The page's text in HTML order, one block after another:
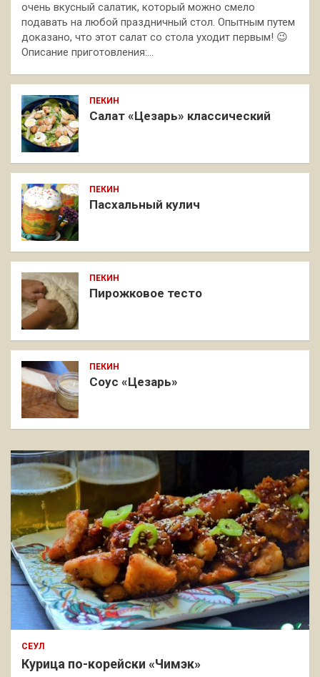
очень вкусный салатик, который можно смело
подавать на любой праздничный стол. Опытным путем
доказано, что этот салат со стола уходит первым! 😉
Описание приготовления:…
ПЕКИН
Салат «Цезарь» классический
ПЕКИН
Пасхальный кулич
ПЕКИН
Пирожковое тесто
ПЕКИН
Соус «Цезарь»
СЕУЛ
Курица по-корейски «Чимэк»